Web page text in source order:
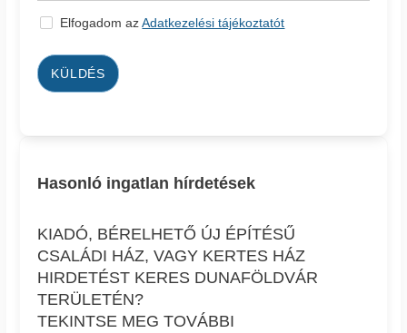
Elfogadom azAdatkezelési tájékoztatót
KÜLDÉS
Hasonló ingatlan hírdetések
KIADÓ, BÉRELHETŐ ÚJ ÉPÍTÉSŰ
CSALÁDI HÁZ, VAGY KERTES HÁZ
HIRDETÉST KERES DUNAFÖLDVÁR
TERÜLETÉN?
TEKINTSE MEG TOVÁBBI